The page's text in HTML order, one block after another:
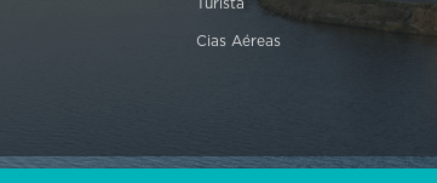
Turista
Cias Aéreas